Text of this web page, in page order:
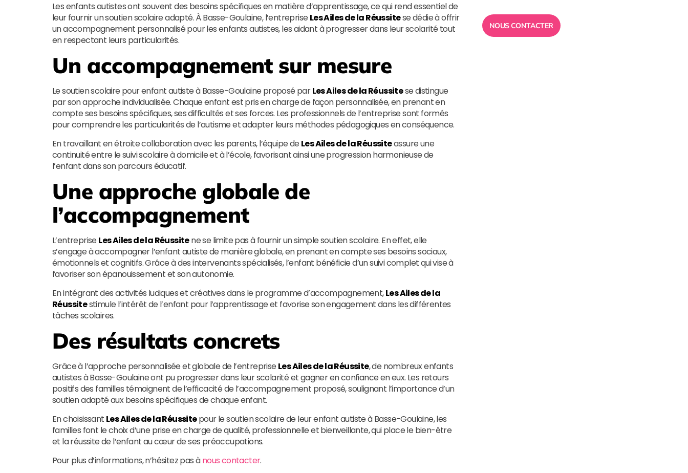
Les enfants autistes ont souvent des besoins spécifiques en matière d’apprentissage, ce qui rend essentiel de
leur fournir un soutien scolaire adapté. À Basse-Goulaine, l’entreprise Les Ailes de la Réussitese dédie à offrir
un accompagnement personnalisé pour les enfants autistes, les aidant à progresser dans leur scolarité tout
en respectant leurs particularités.
Un accompagnement sur mesure
Le soutien scolaire pour enfant autiste à Basse-Goulaine proposé parLes Ailes de la Réussitese distingue
par son approche individualisée. Chaque enfant est pris en charge de façon personnalisée, en prenant en
compte ses besoins spécifiques, ses difficultés et ses forces. Les professionnels de l’entreprise sont formés
pour comprendre les particularités de l’autisme et adapter leurs méthodes pédagogiques en conséquence.
En travaillant en étroite collaboration avec les parents, l’équipe de Les Ailes de la Réussiteassure une
continuité entre le suivi scolaire à domicile et à l’école, favorisant ainsi une progression harmonieuse de
l’enfant dans son parcours éducatif.
Une approche globale de
l’accompagnement
L’entreprise Les Ailes de la Réussitene se limite pas à fournir un simple soutien scolaire. En effet, elle
s’engage à accompagner l’enfant autiste de manière globale, en prenant en compte ses besoins sociaux,
émotionnels et cognitifs. Grâce à des intervenants spécialisés, l’enfant bénéficie d’un suivi complet qui vise à
favoriser son épanouissement et son autonomie.
En intégrant des activités ludiques et créatives dans le programme d’accompagnement,Les Ailes de la
Réussitestimule l’intérêt de l’enfant pour l’apprentissage et favorise son engagement dans les différentes
tâches scolaires.
Des résultats concrets
Grâce à l’approche personnalisée et globale de l’entreprise Les Ailes de la Réussite, de nombreux enfants
autistes à Basse-Goulaine ont pu progresser dans leur scolarité et gagner en confiance en eux. Les retours
positifs des familles témoignent de l’efficacité de l’accompagnement proposé, soulignant l’importance d’un
soutien adapté aux besoins spécifiques de chaque enfant.
En choisissant Les Ailes de la Réussitepour le soutien scolaire de leur enfant autiste à Basse-Goulaine, les
familles font le choix d’une prise en charge de qualité, professionnelle et bienveillante, qui place le bien-être
et la réussite de l’enfant au cœur de ses préoccupations.
Pour plus d’informations, n’hésitez pas ànous contacter.
NOUS CONTACTER